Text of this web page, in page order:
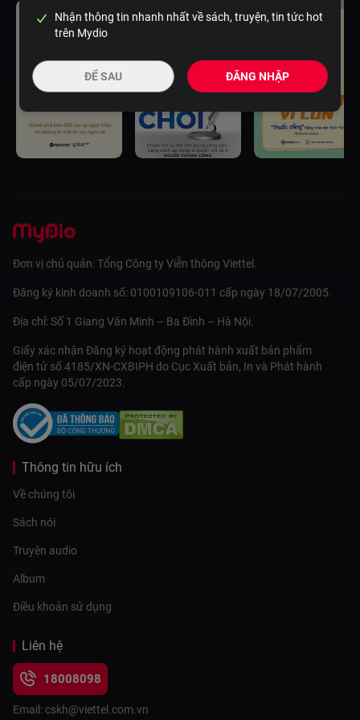
Nhận thông tin nhanh nhất về sách, truyện, tin tức hot
trên Mydio
ĐỂ SAU ĐĂNG NHẬP
Đơn vị chủ quản: Tổng Công ty Viễn thông Viettel.
Đăng ký kinh doanh số: 0100109106-011 cấp ngày 18/07/2005.
Địa chỉ: Số 1 Giang Văn Minh – Ba Đình – Hà Nội.
Giấy xác nhận Đăng ký hoạt động phát hành xuất bản phẩm
điện tử số 4185/XN-CXBIPH do Cục Xuất bản, In và Phát hành
cấp ngày 05/07/2023.
Thông tin hữu ích
Về chúng tôi
Sách nói
Truyện audio
Album
Điều khoản sử dụng
Liên hệ
18008098
Email: cskh@viettel.com.vn